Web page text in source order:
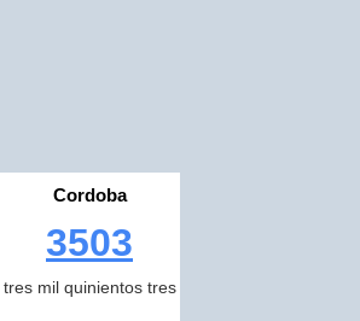
Cordoba
3503
tres mil quinientos tres